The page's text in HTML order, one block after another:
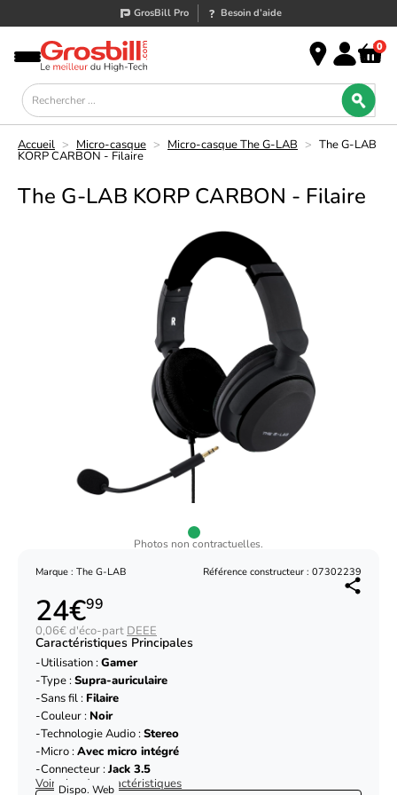
GrosBill Pro Besoin d’aide
0
Accueil > Micro-casque > Micro-casque The G-LAB > The G-LAB
KORP CARBON - Filaire
The G-LAB KORP CARBON - Filaire
Photos non contractuelles.
Marque : The G-LAB Référence constructeur : 07302239
24€99
0,06€ d'éco-part DEEE
Caractéristiques Principales
Utilisation :Gamer
Type :Supra-auriculaire
Sans fil : Filaire
Couleur : Noir
Technologie Audio :Stereo
Micro :Avec micro intégré
Connecteur :Jack 3.5
Voir plus de caractéristiques
Dispo. Web